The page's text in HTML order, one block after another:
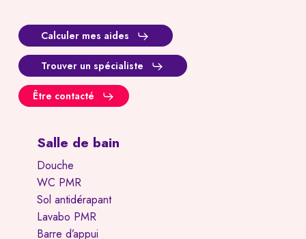
Calculer mes aides
Trouver un spécialiste
Être contacté
Salle de bain
Douche
WC PMR
Sol antidérapant
Lavabo PMR
Barre d’appui